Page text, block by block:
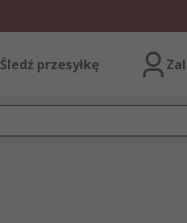
Śledź przesyłkę